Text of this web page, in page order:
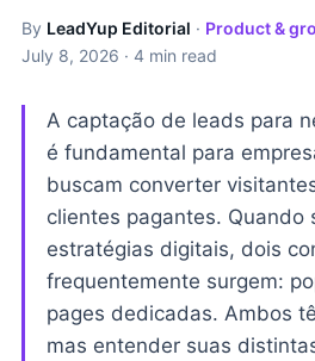
By LeadYup Editorial · Product &
July 8, 2026 · 4 min read
A captação de leads para
é fundamental para
buscam converter
clientes pagantes. Quando
estratégias digitais, dois
frequentemente surgem:
pages dedicadas. Ambos
mas entender suas